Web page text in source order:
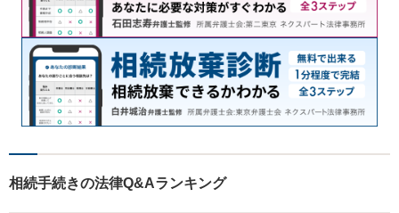
相続手続きの法律Q&Aランキング